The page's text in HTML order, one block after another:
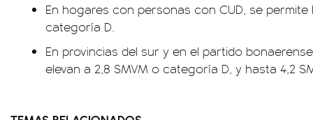
En hogares con personas con CUD, se
categoría D.
En provincias del sur y en el partido
elevan a 2,8 SMVM o categoría D, y hasta 4,2